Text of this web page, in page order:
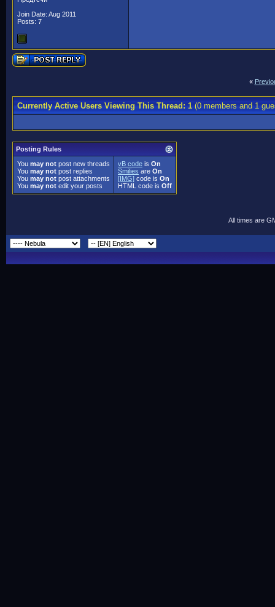
Join Date: Aug 2011
Posts: 7
«
Currently Active Users Viewing This Thread: 1(0 members and 1
Posting Rules
You may not post new threads
You may not post replies
You may not post attachments
You may not edit your posts
vB code is On
Smilies are On
[IMG] code is On
HTML code is Off
All times are